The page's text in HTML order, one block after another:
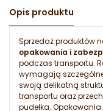
Opis produktu
Sprzedaż produktów
opakowania i
podczas transportu.
wymagają
swoją delikatną
transportu oraz
pudełka.